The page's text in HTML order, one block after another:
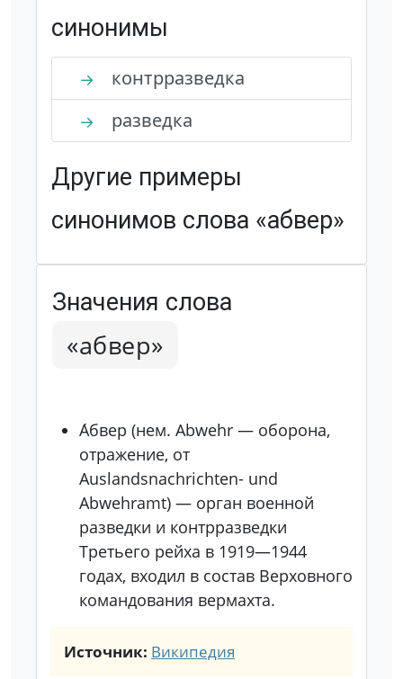
синонимы
→ контрразведка
→ разведка
Другие примеры
синонимов слова «абвер»
Значения слова
«абвер»
А́бвер (нем. Abwehr — оборона,
отражение, от
Auslandsnachrichten- und
Abwehramt) — орган военной
разведки и контрразведки
Третьего рейха в 1919—1944
годах, входил в состав Верховного
командования вермахта.
Источник: Википедия